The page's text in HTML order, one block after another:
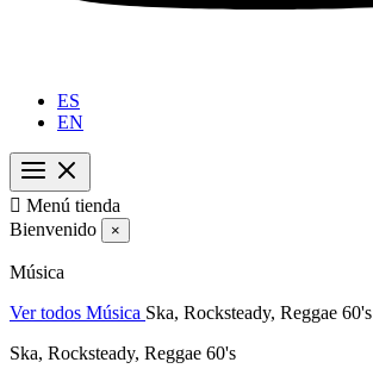
ES
EN
 Menú tienda
Bienvenido
×
Música
Ver todos Música Ska, Rocksteady, Reggae 60's
Ska, Rocksteady, Reggae 60's